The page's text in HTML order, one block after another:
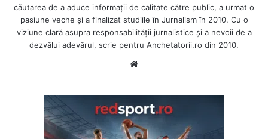
căutarea de a aduce informații de calitate către public, a urmat o
pasiune veche și a finalizat studiile în Jurnalism în 2010. Cu o
viziune clară asupra responsabilității jurnalistice și a nevoii de a
dezvălui adevărul, scrie pentru Anchetatorii.ro din 2010.